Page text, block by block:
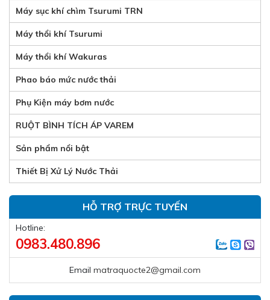
Máy sục khí chìm Tsurumi TRN
Máy thổi khí Tsurumi
Máy thổi khí Wakuras
Phao báo mức nước thải
Phụ Kiện máy bơm nước
RUỘT BÌNH TÍCH ÁP VAREM
Sản phẩm nổi bật
Thiết Bị Xử Lý Nước Thải
HỖ TRỢ TRỰC TUYẾN
Hotline:
0983.480.896
Email matraquocte2@gmail.com